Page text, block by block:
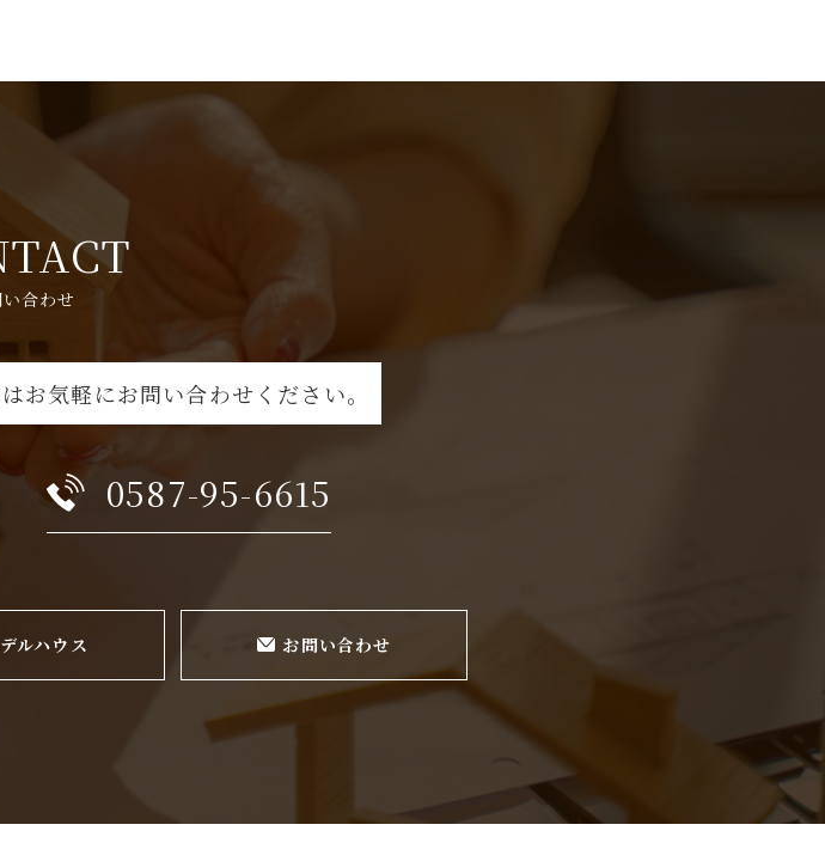
合わせ
お気軽にお問い合わせください。
0587-95-6615
ルハウス お問い合わせ